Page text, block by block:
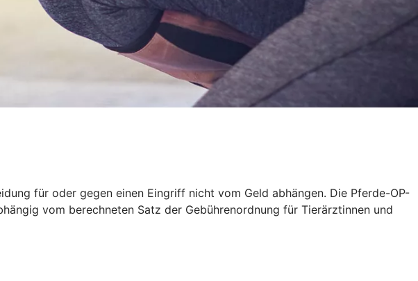
für oder gegen einen Eingriff nicht vom Geld abhängen. Die Pferde-OP-
vom berechneten Satz der Gebührenordnung für Tierärztinnen und